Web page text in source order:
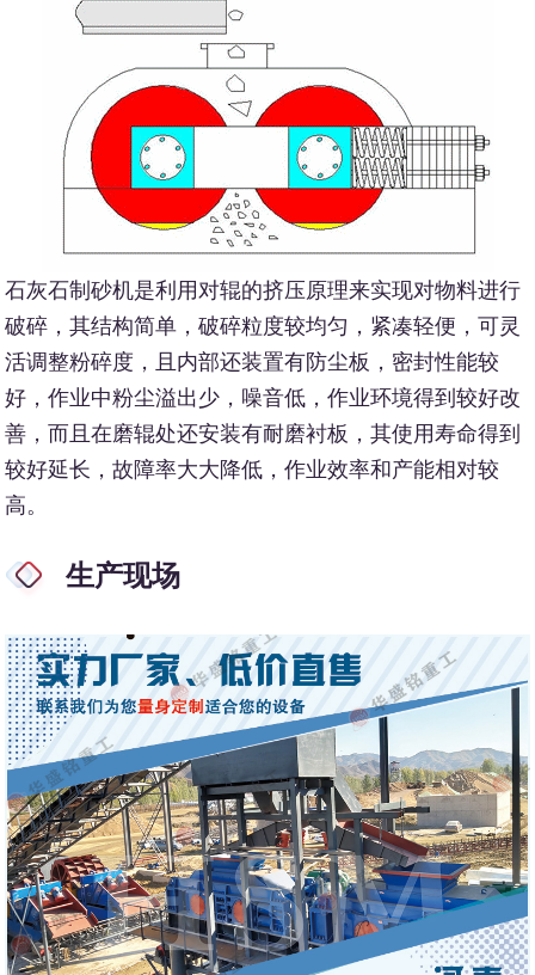
石灰石制砂机是利用对辊的挤压原理来实现对物料进行
破碎，其结构简单，破碎粒度较均匀，紧凑轻便，可灵
活调整粉碎度，且内部还装置有防尘板，密封性能较
好，作业中粉尘溢出少，噪音低，作业环境得到较好改
善，而且在磨辊处还安装有耐磨衬板，其使用寿命得到
较好延长，故障率大大降低，作业效率和产能相对较
高。
生产现场